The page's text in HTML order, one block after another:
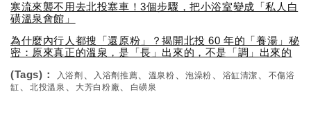
寒流來襲不用去北投塞車！3個步驟，把小浴室變成「私人白
磺溫泉會館」
為什麼內行人都搜「還原粉」？揭開北投 60 年的「養湯」秘
密：原來真正的溫泉，是「長」出來的，不是「調」出來的
(Tags)：
入浴劑 入浴劑推薦 溫泉粉 、泡澡粉 浴缸清潔
不傷浴
缸
、北投溫泉 大芳白粉廠 白磺泉